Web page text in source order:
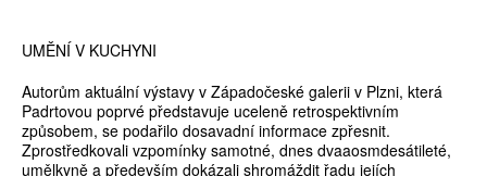
UMĚNÍ V KUCHYNI
Autorům aktuální výstavy v Západočeské galerii v Plzni, která
Padrtovou poprvé představuje uceleně retrospektivním
způsobem, se podařilo dosavadní informace zpřesnit.
Zprostředkovali vzpomínky samotné, dnes dvaaosmdesátileté,
umělkyně a především dokázali shromáždit řadu jejích